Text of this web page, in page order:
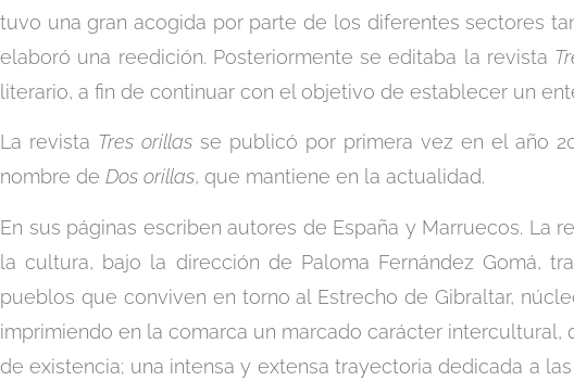
tuvo una gran acogida por parte de los diferentes sectores
elaboró una reedición. Posteriormente se editaba la revista
literario, a fin de continuar con el objetivo de establecer un
La revista Tres orillas se publicó por primera vez en el año
nombre de Dos orillas, que mantiene en la actualidad.
En sus páginas escriben autores de España y Marruecos.
la cultura, bajo la dirección de Paloma Fernández Gomá,
pueblos que conviven en torno al Estrecho de Gibraltar,
imprimiendo en la comarca un marcado carácter intercultural,
de existencia; una intensa y extensa trayectoria dedicada a